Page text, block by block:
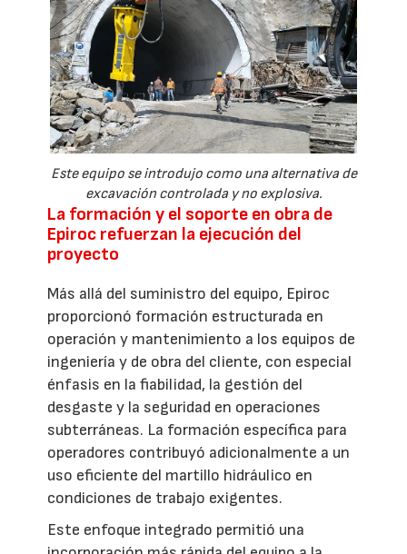
Este equipo se introdujo como una alternativa de
excavación controlada y no explosiva.
La formación y el soporte en obra de
Epiroc refuerzan la ejecución del
proyecto
Más allá del suministro del equipo, Epiroc
proporcionó formación estructurada en
operación y mantenimiento a los equipos de
ingeniería y de obra del cliente, con especial
énfasis en la fiabilidad, la gestión del
desgaste y la seguridad en operaciones
subterráneas. La formación específica para
operadores contribuyó adicionalmente a un
uso eficiente del martillo hidráulico en
condiciones de trabajo exigentes.
Este enfoque integrado permitió una